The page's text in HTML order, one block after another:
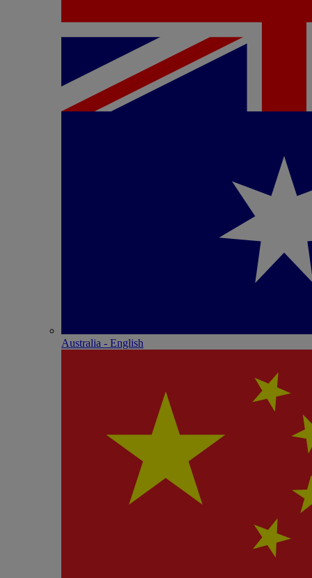
Australia - English